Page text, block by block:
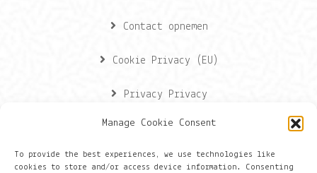
Manage Cookie Consent
To provide the best experiences, we use technologies like
cookies to store and/or access device information. Consenting
Contact opnemen
Cookie Privacy (EU)
Privacy Privacy